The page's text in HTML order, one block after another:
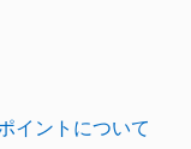
イントについて